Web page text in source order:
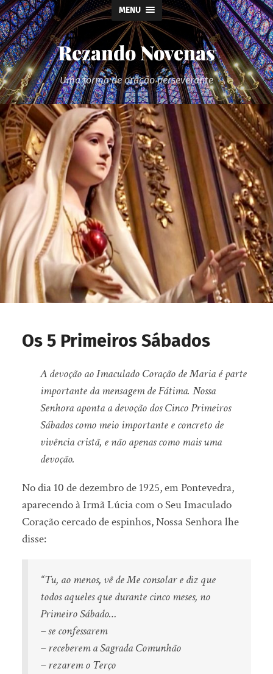
MENU
Rezando Novenas
Uma forma de oração perseverante
Os 5 Primeiros Sábados
A devoção ao Imaculado Coração de Maria é parte
importante da mensagem de Fátima. Nossa
Senhora aponta a devoção dos Cinco Primeiros
Sábados como meio importante e concreto de
vivência cristã, e não apenas como mais uma
devoção.
No dia 10 de dezembro de 1925, em Pontevedra,
aparecendo à Irmã Lúcia com o Seu Imaculado
Coração cercado de espinhos, Nossa Senhora lhe
disse:
“Tu, ao menos, vê de Me consolar e diz que
todos aqueles que durante cinco meses, no
Primeiro Sábado…
– se confessarem
– receberem a Sagrada Comunhão
– rezarem o Terço